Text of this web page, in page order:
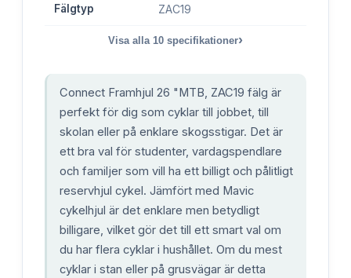
Fälgtyp ZAC19
Visa alla 10 specifikationer›
Connect Framhjul 26 "MTB, ZAC19 fälg är
perfekt för dig som cyklar till jobbet, till
skolan eller på enklare skogsstigar. Det är
ett bra val för studenter, vardagspendlare
och familjer som vill ha ett billigt och pålitligt
reservhjul cykel. Jämfört med Mavic
cykelhjul är det enklare men betydligt
billigare, vilket gör det till ett smart val om
du har flera cyklar i hushållet. Om du mest
cyklar i stan eller på grusvägar är detta